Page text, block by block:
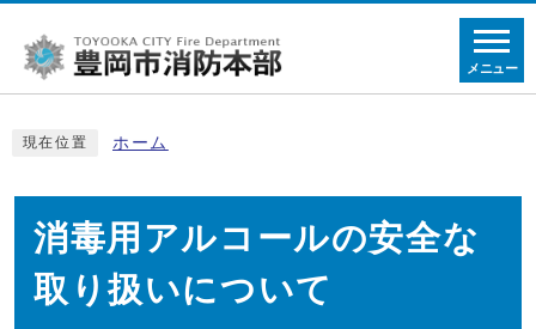
メニュー
現在位置 ホーム
消毒用アルコールの安全な
取り扱いについて